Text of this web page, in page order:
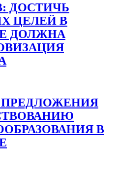
ДОСТИЧЬ
ЦЕЛЕЙ В
ДОЛЖНА
В